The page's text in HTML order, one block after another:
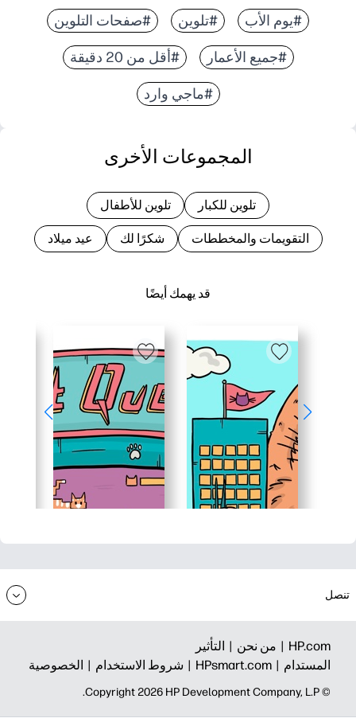
#يوم الأب #تلوين #صفحات التلوين
#جميع الأعمار #أقل من 20 دقيقة
#ماجي وارد
قد يهمك أيضًا
المجموعات الأخرى
تلوين للكبار تلوين للأطفال
التقويمات والمخططات شكرًا لك عيد ميلاد
تنصل
HP.com | من نحن | التأثير
المستدام | HPsmart.com | شروط الاستخدام | الخصوصية
© Copyright 2026 HP Development Company, L.P.